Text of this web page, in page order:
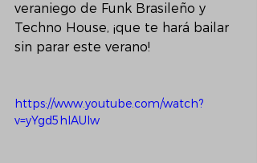
veraniego de Funk Brasileño y
Techno House, ¡que te hará bailar
sin parar este verano!
https://www.youtube.com/watch?
v=yYgd5hIAUIw